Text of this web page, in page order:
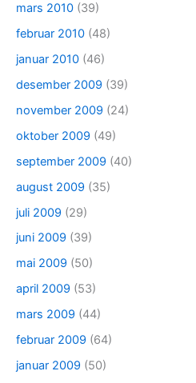
mars 2010 (39)
februar 2010 (48)
januar 2010 (46)
desember 2009 (39)
november 2009 (24)
oktober 2009 (49)
september 2009 (40)
august 2009 (35)
juli 2009 (29)
juni 2009 (39)
mai 2009 (50)
april 2009 (53)
mars 2009 (44)
februar 2009 (64)
januar 2009 (50)